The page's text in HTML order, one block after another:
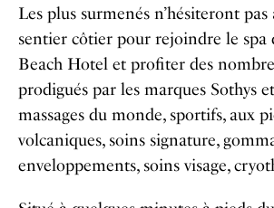
Les plus surmenés n’hésiteront
sentier côtier pour rejoindre le
Beach Hotel et profiter des
prodigués par les marques Sothys
massages du monde, sportifs, aux
volcaniques, soins signature,
enveloppements, soins visage,